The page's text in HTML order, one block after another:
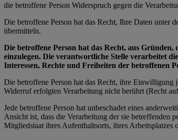
die betroffene Person Widerspruch gegen die
Die betroffene Person hat das Recht, Ihre Daten unter
übermitteln.
Die betroffene Person hat das Recht, aus
einzulegen. Die verantwortliche Stelle verarbeitet
Interessen, Rechte und Freiheiten der betroffenen
Die betroffene Person hat das Recht, ihre
Widerruf erfolgten Verarbeitung nicht berührt (Recht
Jede betroffene Person hat unbeschadet eines
Ansicht ist, dass die Verarbeitung der sie betreffenden
Mitgliedstaat ihres Aufenthaltsorts, ihres Arbeitsplatzes